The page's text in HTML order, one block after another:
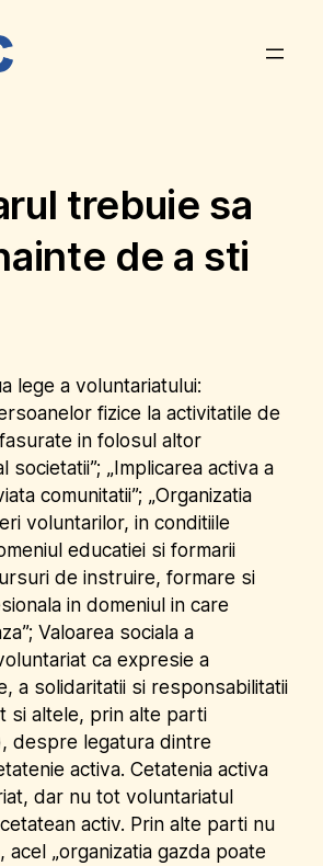
trebuie sa
de a sti
lege a voluntariatului:
fizice la activitatile de
in folosul altor
societatii”; „Implicarea activa a
comunitatii”; „Organizatia
voluntarilor, in conditiile
educatiei si formarii
de instruire, formare si
in domeniul in care
Valoarea sociala a
ca expresie a
a solidaritatii si responsabilitatii
si altele, prin alte parti
despre legatura dintre
activa. Cetatenia activa
dar nu tot voluntariatul
activ. Prin alte parti nu
acel „organizatia gazda poate